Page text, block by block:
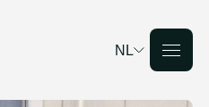
NL
Deutsch